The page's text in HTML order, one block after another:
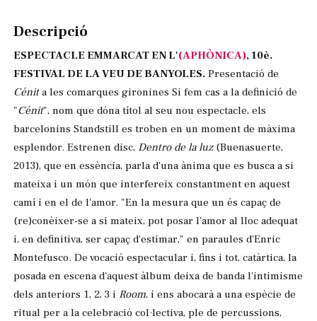
Descripció
ESPECTACLE EMMARCAT EN L'(APHÒNICA), 10è.
FESTIVAL DE LA VEU DE BANYOLES. Presentació de
Cénita les comarques gironines Si fem cas a la definició de
"Cénit", nom que dóna títol al seu nou espectacle, els
barcelonins Standstill es troben en un moment de màxima
esplendor. Estrenen disc, Dentro de la luz(Buenasuerte,
2013), que en essència, parla d'una ànima que es busca a si
mateixa i un món que interfereix constantment en aquest
camí i en el de l'amor. "En la mesura que un és capaç de
(re)conèixer-se a si mateix, pot posar l'amor al lloc adequat
i, en definitiva, ser capaç d'estimar," en paraules d'Enric
Montefusco. De vocació espectacular i, fins i tot, catàrtica, la
posada en escena d'aquest àlbum deixa de banda l'intimisme
dels anteriors 1, 2, 3 i Room, i ens abocarà a una espècie de
ritual per a la celebració col·lectiva, ple de percussions,